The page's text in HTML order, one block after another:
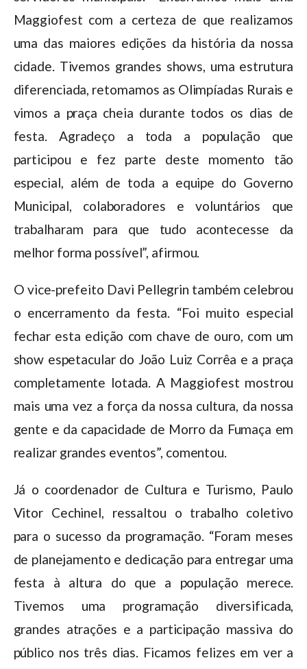
Maggiofest com a certeza de que realizamos
uma das maiores edições da história da nossa
cidade. Tivemos grandes shows, uma estrutura
diferenciada, retomamos as Olimpíadas Rurais e
vimos a praça cheia durante todos os dias de
festa. Agradeço a toda a população que
participou e fez parte deste momento tão
especial, além de toda a equipe do Governo
Municipal, colaboradores e voluntários que
trabalharam para que tudo acontecesse da
melhor forma possível”, afirmou.
O vice-prefeito Davi Pellegrin também celebrou
o encerramento da festa. “Foi muito especial
fechar esta edição com chave de ouro, com um
show espetacular do João Luiz Corrêa e a praça
completamente lotada. A Maggiofest mostrou
mais uma vez a força da nossa cultura, da nossa
gente e da capacidade de Morro da Fumaça em
realizar grandes eventos”, comentou.
Já o coordenador de Cultura e Turismo, Paulo
Vitor Cechinel, ressaltou o trabalho coletivo
para o sucesso da programação. “Foram meses
de planejamento e dedicação para entregar uma
festa à altura do que a população merece.
Tivemos uma programação diversificada,
grandes atrações e a participação massiva do
público nos três dias. Ficamos felizes em ver a